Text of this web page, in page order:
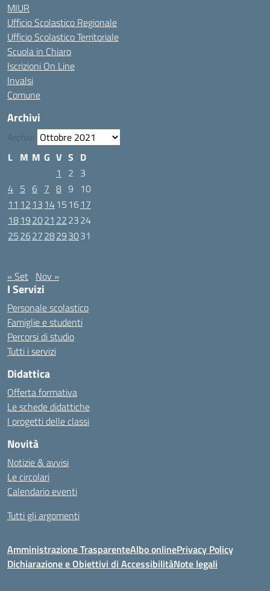
MIUR
Ufficio Scolastico Regionale
Ufficio Scolastico Territoriale
Scuola in Chiaro
Iscrizioni On Line
Invalsi
Comune
Archivi
Archivi
L M M G V S D
1
2 3
4 5 6 7 8 9 10
11 12 13 1415 1617
18192021 222324
25262728293031
« Set Nov »
I Servizi
Personale scolastico
Famiglie e studenti
Percorsi di studio
Tutti i servizi
Didattica
Offerta formativa
Le schede didattiche
I progetti delle classi
Novità
Notizie & avvisi
Le circolari
Calendario eventi
Tutti gli argomenti
Amministrazione TrasparenteAlbo onlinePrivacy Policy
Dichiarazione e Obiettivi di AccessibilitàNote legali